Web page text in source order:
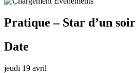
Pratique – Star d’un soir
Date
jeudi 19 avril